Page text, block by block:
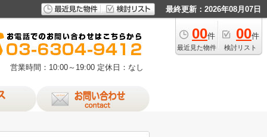
最終更新：2026年08月07日
00件
最近見た物件
00件
検討リスト
営業時間：10:00～19:00 定休日：なし